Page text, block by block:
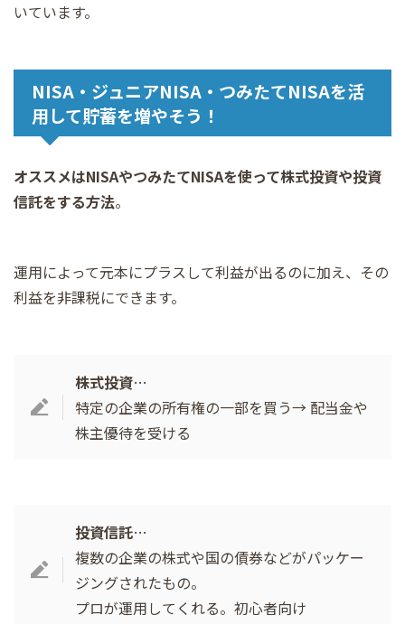
いています。
NISA・ジュニアNISA・つみたてNISAを活
用して貯蓄を増やそう！
オススメはNISAやつみたてNISAを使って株式投資や投資
信託をする方法。
運用によって元本にプラスして利益が出るのに加え、その
利益を非課税にできます。
株式投資…
特定の企業の所有権の一部を買う→ 配当金や
株主優待を受ける
投資信託…
複数の企業の株式や国の債券などがパッケー
ジングされたもの。
プロが運用してくれる。初心者向け